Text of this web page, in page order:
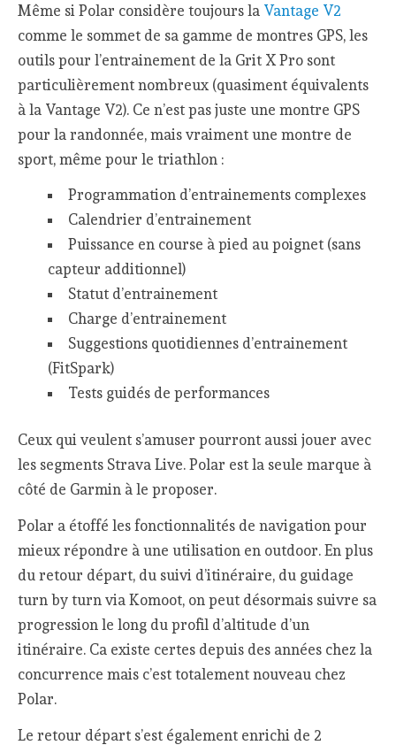
Même si Polar considère toujours la Vantage V2
comme le sommet de sa gamme de montres GPS, les
outils pour l’entrainement de la Grit X Pro sont
particulièrement nombreux (quasiment équivalents
à la Vantage V2). Ce n’est pas juste une montre GPS
pour la randonnée, mais vraiment une montre de
sport, même pour le triathlon :
Programmation d’entrainements complexes
Calendrier d’entrainement
Puissance en course à pied au poignet (sans
capteur additionnel)
Statut d’entrainement
Charge d’entrainement
Suggestions quotidiennes d’entrainement
(FitSpark)
Tests guidés de performances
Ceux qui veulent s’amuser pourront aussi jouer avec
les segments Strava Live. Polar est la seule marque à
côté de Garmin à le proposer.
Polar a étoffé les fonctionnalités de navigation pour
mieux répondre à une utilisation en outdoor. En plus
du retour départ, du suivi d’itinéraire, du guidage
turn by turn via Komoot, on peut désormais suivre sa
progression le long du profil d’altitude d’un
itinéraire. Ca existe certes depuis des années chez la
concurrence mais c’est totalement nouveau chez
Polar.
Le retour départ s’est également enrichi de 2